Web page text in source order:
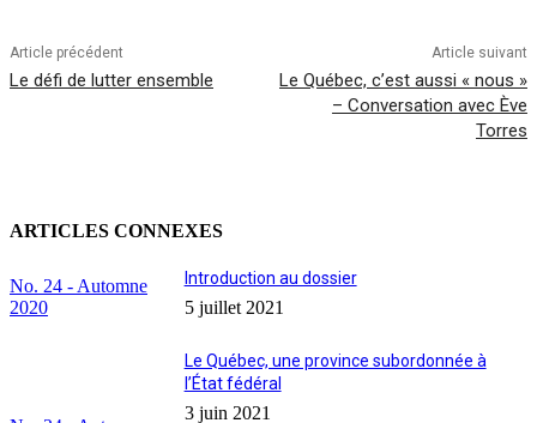
Article précédent
Le défi de lutter ensemble
Article suivant
Le Québec, c’est aussi « nous »
– Conversation avec Ève
Torres
ARTICLES CONNEXES
No. 24 - Automne
2020
Introduction au dossier
5 juillet 2021
Le Québec, une province subordonnée à
l’État fédéral
3 juin 2021